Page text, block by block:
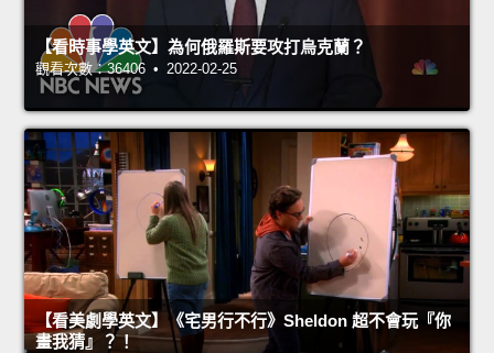
【看時事學英文】為何俄羅斯要攻打烏克蘭？
觀看次數：36406 • 2022-02-25
【看美劇學英文】《宅男行不行》Sheldon 超不會玩『你
畫我猜』？！